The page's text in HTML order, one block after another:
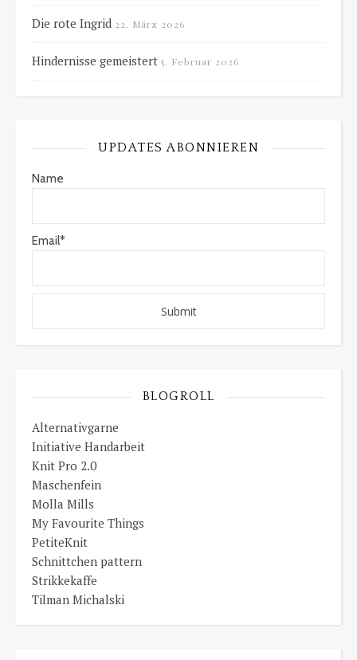
Die rote Ingrid 22. März 2026
Hindernisse gemeistert 5. Februar 2026
UPDATES ABONNIEREN
Name
Email*
BLOGROLL
Alternativgarne
Initiative Handarbeit
Knit Pro 2.0
Maschenfein
Molla Mills
My Favourite Things
PetiteKnit
Schnittchen pattern
Strikkekaffe
Tilman Michalski